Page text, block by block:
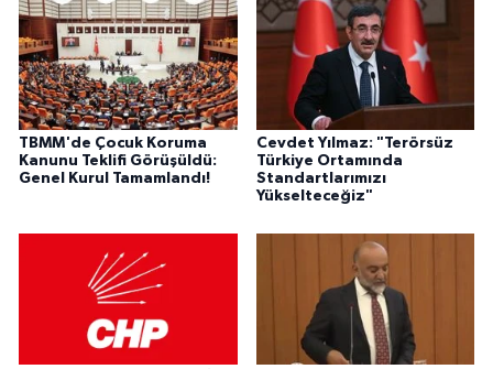
TBMM'de Çocuk Koruma
Kanunu Teklifi Görüşüldü:
Genel Kurul Tamamlandı!
Cevdet Yılmaz: "Terörsüz
Türkiye Ortamında
Standartlarımızı
Yükselteceğiz"